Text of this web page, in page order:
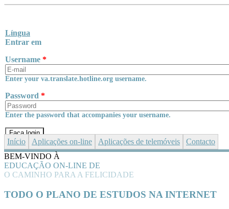
Língua
Entrar em
Username *
Enter your va.translate.hotline.org username.
Password *
Enter the password that accompanies your username.
Início Aplicações on-line Aplicações de telemóveis
Contacto
BEM-VINDO À
EDUCAÇÃO ON-LINE DE
O CAMINHO PARA A FELICIDADE
TODO O PLANO DE ESTUDOS NA INTERNET